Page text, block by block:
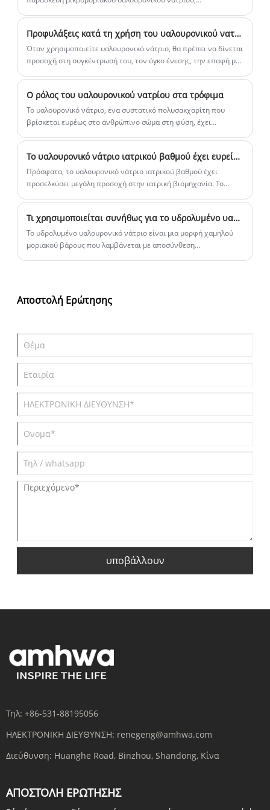
Biology. Έχει εγκριθεί επίσημα από το Κρατικό Γραφείο
Πνευματικής Ιδιοκτησίας και έχει χορηγήσει το πιστοποιητικό
ευρεσιτεχνίας της κινεζικής εφεύρεσης, το οποίο αποτελεί μια
Προφυλάξεις κατά τη χρήση του υαλουρονικού νατρίου
Όταν χρησιμοποιείτε υαλουρονικό νάτριο, θα πρέπει να δίνεται
προσοχή στη συγκέντρωσή του, τον όγκο ένεσης, την επαφή με
Ο ρόλος του υαλουρονικού νατρίου στα τρόφιμα
Το υαλουρονικό νάτριο, ένα συστατικό πολυσακχαρίτη που
βρίσκεται ευρέως στο ανθρώπινο σώμα στη φύση, έχει
Το υαλουρονικό νάτριο ιατρικού βαθμού έχει ευρείες προοπτικές αγοράς
Πρόσφατα, το υαλουρονικό νάτριο ιατρικού βαθμού έχει
προσελκύσει μεγάλη προσοχή στην ιατρική βιομηχανία. Το
ιατρική ομορφιά, την υγεία των αρθρώσεων και σε άλλους
τομείς.
Τι χρησιμοποιείται συνήθως για το υδρολυμένο υαλουρονικό νάτριο;
Το υδρολυμένο υαλουρονικό νάτριο είναι μια μορφή χαμηλού
μοριακού βάρους που λαμβάνεται με αποσύνθεση
Αποστολή Ερώτησης
υποβάλλουν
Τηλ: +86-531-88195056
ΗΛΕΚΤΡΟΝΙΚΗ ΔΙΕΥΘΥΝΣΗ: renegeng@amhwa.com
Διεύθυνση: Huanghe Road, Binzhou, Shandong, Κίνα
ΑΠΟΣΤΟΛΉ ΕΡΏΤΗΣΗΣ